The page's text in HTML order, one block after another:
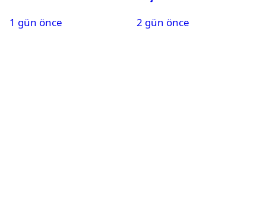
Karapınar hakkında
1 gün önce
2 gün önce